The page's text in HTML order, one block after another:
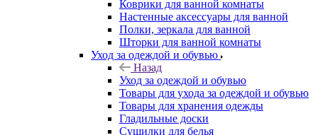
Коврики для ванной комнаты
Настенные аксессуары для ванной
Полки, зеркала для ванной
Шторки для ванной комнаты
Уход за одеждой и обувью
Назад
Уход за одеждой и обувью
Товары для ухода за одеждой и обувью
Товары для хранения одежды
Гладильные доски
Сушилки для белья